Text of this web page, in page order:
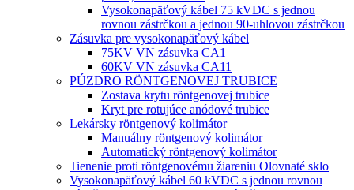
Vysokonapäťový kábel 75 kVDC s jednou
rovnou zástrčkou a jednou 90-uhlovou zástrčkou
Zásuvka pre vysokonapäťový kábel
75KV VN zásuvka CA1
60KV VN zásuvka CA11
PÚZDRO RÖNTGENOVEJ TRUBICE
Zostava krytu röntgenovej trubice
Kryt pre rotujúce anódové trubice
Lekársky röntgenový kolimátor
Manuálny röntgenový kolimátor
Automatický röntgenový kolimátor
Tienenie proti röntgenovému žiareniu Olovnaté sklo
Vysokonapäťový kábel 60 kVDC s jednou rovnou